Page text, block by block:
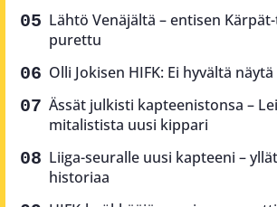
Lähtö Venäjältä – entisen
purettu
Olli Jokisen HIFK: Ei hyvältä näytä
Ässät julkisti kapteenistonsa –
mitalistista uusi kippari
Liiga-seuralle uusi kapteeni –
historiaa